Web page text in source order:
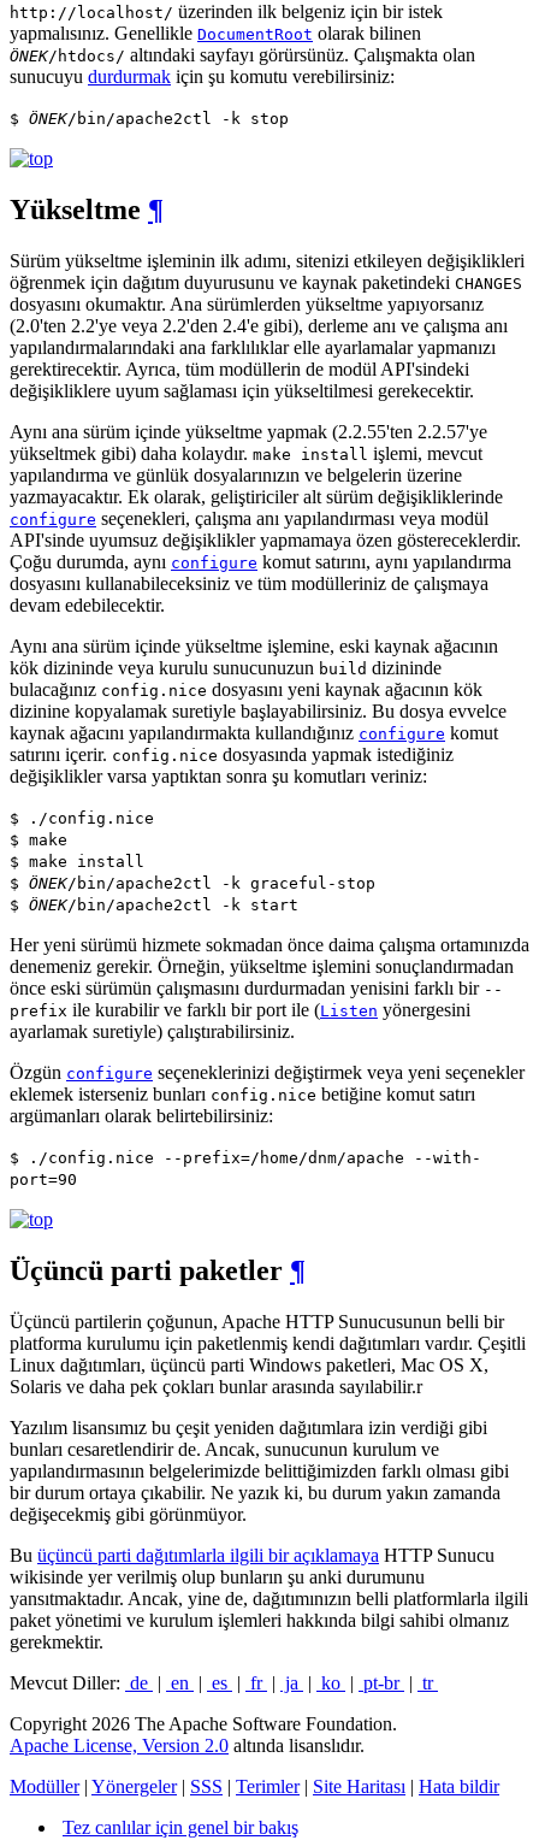
http://localhost/ üzerinden ilk belgeniz için bir istek
yapmalısınız. Genellikle DocumentRoot olarak bilinen
ÖNEK/htdocs/ altındaki sayfayı görürsünüz. Çalışmakta olan
sunucuyu durdurmak için şu komutu verebilirsiniz:
$ ÖNEK/bin/apache2ctl -k stop
Yükseltme ¶
Sürüm yükseltme işleminin ilk adımı, sitenizi etkileyen değişiklikleri
öğrenmek için dağıtım duyurusunu ve kaynak paketindeki CHANGES
dosyasını okumaktır. Ana sürümlerden yükseltme yapıyorsanız
(2.0'ten 2.2'ye veya 2.2'den 2.4'e gibi), derleme anı ve çalışma anı
yapılandırmalarındaki ana farklılıklar elle ayarlamalar yapmanızı
gerektirecektir. Ayrıca, tüm modüllerin de modül API'sindeki
değişikliklere uyum sağlaması için yükseltilmesi gerekecektir.
Aynı ana sürüm içinde yükseltme yapmak (2.2.55'ten 2.2.57'ye
yükseltmek gibi) daha kolaydır. make install işlemi, mevcut
yapılandırma ve günlük dosyalarınızın ve belgelerin üzerine
yazmayacaktır. Ek olarak, geliştiriciler alt sürüm değişikliklerinde
configure seçenekleri, çalışma anı yapılandırması veya modül
API'sinde uyumsuz değişiklikler yapmamaya özen göstereceklerdir.
Çoğu durumda, aynı configure komut satırını, aynı yapılandırma
dosyasını kullanabileceksiniz ve tüm modülleriniz de çalışmaya
devam edebilecektir.
Aynı ana sürüm içinde yükseltme işlemine, eski kaynak ağacının
kök dizininde veya kurulu sunucunuzun build dizininde
bulacağınız config.nice dosyasını yeni kaynak ağacının kök
dizinine kopyalamak suretiyle başlayabilirsiniz. Bu dosya evvelce
kaynak ağacını yapılandırmakta kullandığınız configure komut
satırını içerir. config.nice dosyasında yapmak istediğiniz
değişiklikler varsa yaptıktan sonra şu komutları veriniz:
$ ./config.nice
$ make
$ make install
$ ÖNEK/bin/apache2ctl -k graceful-stop
$ ÖNEK/bin/apache2ctl -k start
Her yeni sürümü hizmete sokmadan önce daima çalışma ortamınızda
denemeniz gerekir. Örneğin, yükseltme işlemini sonuçlandırmadan
önce eski sürümün çalışmasını durdurmadan yenisini farklı bir --
prefix ile kurabilir ve farklı bir port ile (Listen yönergesini
ayarlamak suretiyle) çalıştırabilirsiniz.
Özgün configure seçeneklerinizi değiştirmek veya yeni seçenekler
eklemek isterseniz bunları config.nice betiğine komut satırı
argümanları olarak belirtebilirsiniz:
$ ./config.nice --prefix=/home/dnm/apache --with-
port=90
Üçüncü parti paketler ¶
Üçüncü partilerin çoğunun, Apache HTTP Sunucusunun belli bir
platforma kurulumu için paketlenmiş kendi dağıtımları vardır. Çeşitli
Linux dağıtımları, üçüncü parti Windows paketleri, Mac OS X,
Solaris ve daha pek çokları bunlar arasında sayılabilir.r
Yazılım lisansımız bu çeşit yeniden dağıtımlara izin verdiği gibi
bunları cesaretlendirir de. Ancak, sunucunun kurulum ve
yapılandırmasının belgelerimizde belittiğimizden farklı olması gibi
bir durum ortaya çıkabilir. Ne yazık ki, bu durum yakın zamanda
değişecekmiş gibi görünmüyor.
Bu üçüncü parti dağıtımlarla ilgili bir açıklamaya HTTP Sunucu
wikisinde yer verilmiş olup bunların şu anki durumunu
yansıtmaktadır. Ancak, yine de, dağıtımınızın belli platformlarla ilgili
paket yönetimi ve kurulum işlemleri hakkında bilgi sahibi olmanız
gerekmektir.
Mevcut Diller: de | en | es | fr | ja | ko | pt-br | tr
Copyright 2026 The Apache Software Foundation.
Apache License, Version 2.0 altında lisanslıdır.
Modüller| Yönergeler| SSS | Terimler| Site Haritası | Hata bildir
Tez canlılar için genel bir bakış